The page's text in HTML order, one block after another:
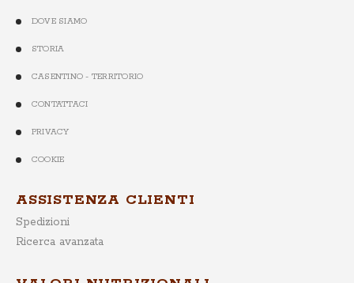
DOVE SIAMO
STORIA
CASENTINO - TERRITORIO
CONTATTACI
PRIVACY
COOKIE
ASSISTENZA CLIENTI
Spedizioni
Ricerca avanzata